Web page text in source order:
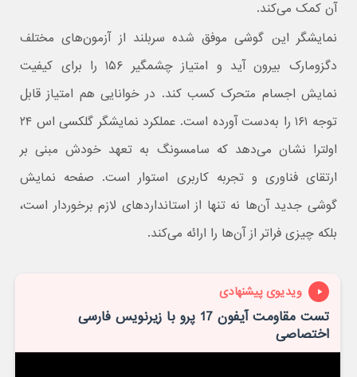
آن کمک می‌کند.
نمایشگر این گوشی موفق شده سربلند از آزمون‌های مختلف
دگزومارک بیرون آید و امتیاز چشمگیر ۱۵۶ را برای کیفیت
نمایش اجسام متحرک کسب کند. در خوانایی هم امتیاز قابل
توجه ۱۶۱ را به‌دست آورده است. عملکرد نمایشگر گلکسی اس ۲۴
اولترا نشان می‌دهد که سامسونگ به تعهد خودش مبنی بر
ارتقای فناوری و تجربه کاربری استوار است. صفحه نمایش
گوشی جدید آن‌ها نه تنها از استانداردهای لازم برخوردار است،
بلکه چیزی فراتر از آن‌ها را ارائه می‌کند.
ویدیوی پیشنهادی
تست مقاومت آیفون 17 پرو با زیرنویس فارسی
اختصاصی